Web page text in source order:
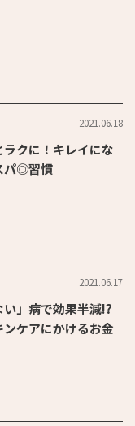
2021.06.18
クに！キレイにな
パ◎習慣
2021.06.17
い」病で効果半減!?
ンケアにかけるお金